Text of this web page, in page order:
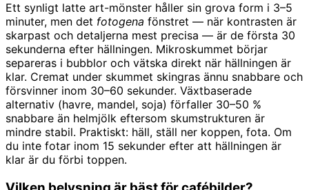
Ett synligt latte art-mönster håller sin grova form i 3–5
minuter, men det fotogena fönstret — när kontrasten är
skarpast och detaljerna mest precisa — är de första 30
sekunderna efter hällningen. Mikroskummet börjar
separeras i bubblor och vätska direkt när hällningen är
klar. Cremat under skummet skingras ännu snabbare och
försvinner inom 30–60 sekunder. Växtbaserade
alternativ (havre, mandel, soja) förfaller 30–50 %
snabbare än helmjölk eftersom skumstrukturen är
mindre stabil. Praktiskt: häll, ställ ner koppen, fota. Om
du inte fotar inom 15 sekunder efter att hällningen är
klar är du förbi toppen.